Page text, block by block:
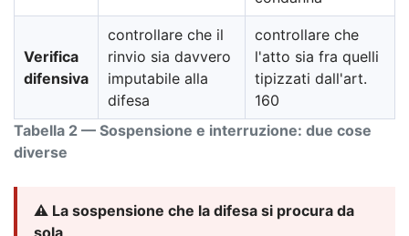
Tabella 2 — Sospensione e interruzione: due cose
diverse
Verifica
difensiva
controllare che il
rinvio sia davvero
imputabile alla
difesa
controllare che
l'atto sia fra quelli
tipizzati dall'art.
160
⚠️ La sospensione che la difesa si procura da
sola